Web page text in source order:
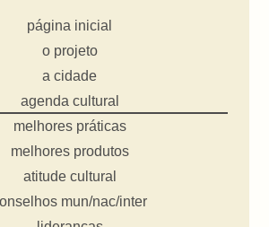
página inicial
o projeto
a cidade
agenda cultural
melhores práticas
melhores produtos
atitude cultural
mun/nac/inter